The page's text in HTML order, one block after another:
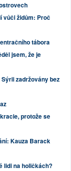
vůči židům: Proč
tábora
jsem, že je
zadržovány bez
protože se
Kauza Barack
lidi na holičkách?